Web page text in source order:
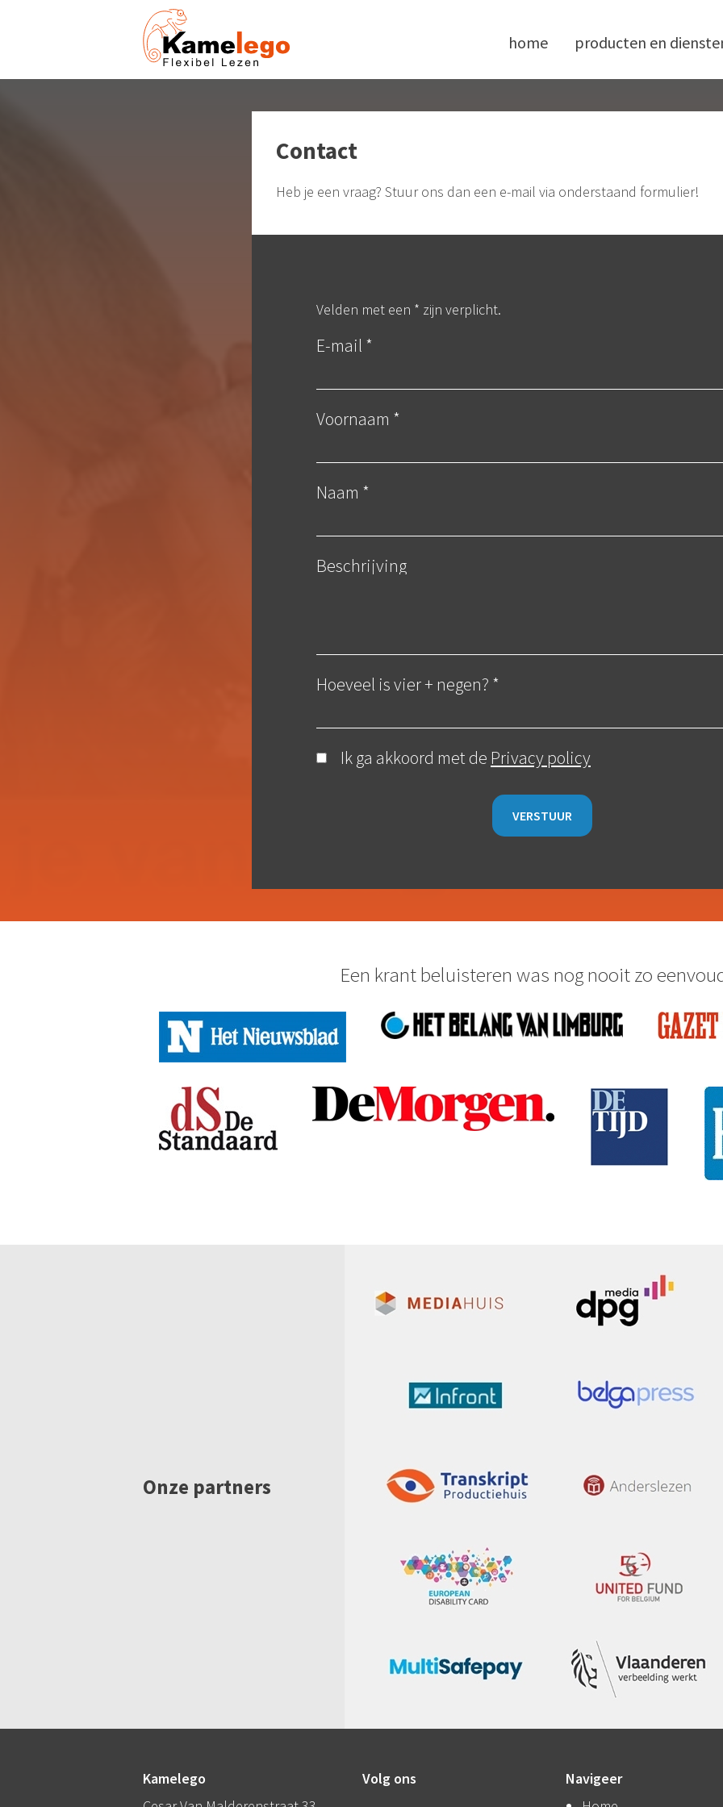
home producten en
Contact
Heb je een vraag? Stuur ons dan een e-mail via onderstaand formulier!
Velden met een * zijn verplicht.
E-mail *
Voornaam *
Naam *
Beschrijving
Hoeveel is vier + negen? *
Ik ga akkoord met de Privacy policy
Een krant beluisteren was nog nooit zo
Onze partners
Kamelego
Volg ons
Navigeer